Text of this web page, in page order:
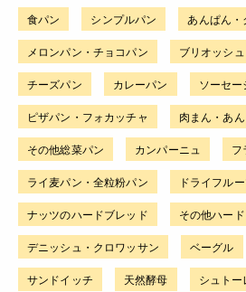
食パン シンプルパン あんぱん・
メロンパン・チョコパン ブリオッシュ
チーズパン カレーパン ソーセ
ピザパン・フォカッチャ 肉まん・あ
その他総菜パン カンパーニュ フ
ライ麦パン・全粒粉パン ドライフル
ナッツのハードブレッド その他ハー
デニッシュ・クロワッサン ベーグル
サンドイッチ 天然酵母 シュト